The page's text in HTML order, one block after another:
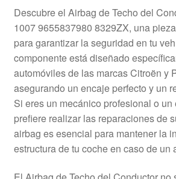
Contacto
Envío al mundo entero
Mi cuenta
Pagos
Política de privacidad
Descubre el Airbag de Techo del
1007 9655837980 8329ZX, una
para garantizar la seguridad en tu
componente está diseñado
automóviles de las marcas Citroën y
asegurando un encaje perfecto y un
Si eres un mecánico profesional o
prefiere realizar las reparaciones de
airbag es esencial para mantener la
estructura de tu coche en caso de un